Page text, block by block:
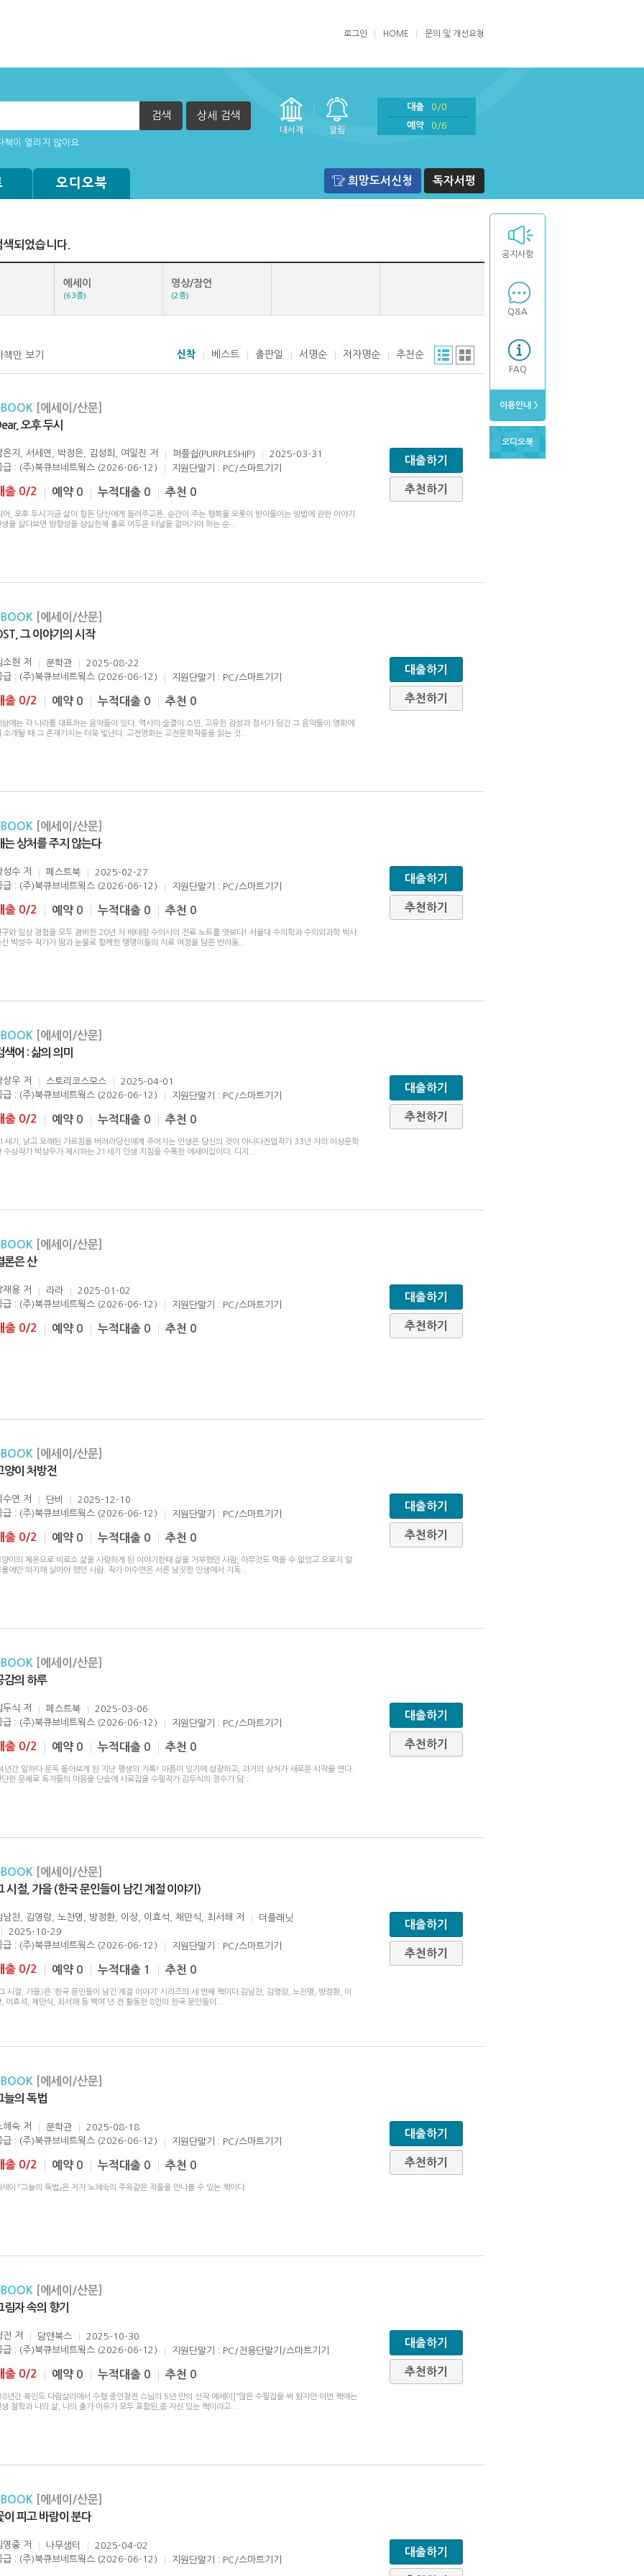
로그인 HOME 문의 및 개선요청
검색 상세 검색
내서재 알림
대출
0/0
예약
0/6
이 열리지 않아요.
오디오북 희망도서신청 독자서평
공지사항
Q&A
FAQ
이용안내 >
오디오북
색되었습니다.
에세이
(63종)
명상/잠언
(2종)
만 보기 신착 베스트 출판일 서명순 저자명순 추천순
[에세이/산문]
오후 두시
은지, 서세연, 박정은, 김성희, 여일진 저 퍼플쉽(PURPLESHIP)
2025-03-31
급 : (주)북큐브네트웍스 (2026-06-12)
지원단말기 : PC/스마트기기
출 0/2 예약 0 누적대출 0 추천 0
어, 오후 두시’지금 삶이 힘든 당신에게 들려주고픈, 순간이 주는 행복을 오롯이 받아들이는 방법에 관한 이야기.
생을 살다보면 방향성을 상실한채 홀로 어두운 터널을 걸어가야 하는 순
대출하기
추천하기
[에세이/산문]
그 이야기의 시작
소현 저 문학관
2025-08-22
급 : (주)북큐브네트웍스 (2026-06-12)
지원단말기 : PC/스마트기기
출 0/2 예약 0 누적대출 0 추천 0
상에는 각 나라를 대표하는 음악들이 있다. 역사의 숨결이 스민, 고유한 감성과 정서가 담긴 그 음악들이 영화에
소개될 때 그 존재가치는 더욱 빛난다. 고전영화는 고전문학작품을 읽는 것
대출하기
추천하기
[에세이/산문]
는 상처를 주지 않는다
성수 저 페스트북
2025-02-27
급 : (주)북큐브네트웍스 (2026-06-12)
지원단말기 : PC/스마트기기
출 0/2 예약 0 누적대출 0 추천 0
구와 임상 경험을 모두 겸비한 20년 차 베테랑 수의사의 진료 노트를 엿보다! 서울대 수의학과 수의외과학 박사
신 박성수 작가가 땀과 눈물로 함께한 댕댕이들의 치료 여정을 담은 반려동
대출하기
추천하기
[에세이/산문]
색어 : 삶의 의미
상우 저 스토리코스모스
2025-04-01
급 : (주)북큐브네트웍스 (2026-06-12)
지원단말기 : PC/스마트기기
출 0/2 예약 0 누적대출 0 추천 0
세기, 낡고 오래된 가르침을 버려라당신에게 주어지는 인생은 당신의 것이 아니다전업작가 33년 차의 이상문학
수상작가 박상우가 제시하는 21세기 인생 지침을 수록한 에세이집이다. 디지
대출하기
추천하기
[에세이/산문]
론은 산
재용 저 라라
2025-01-02
급 : (주)북큐브네트웍스 (2026-06-12)
지원단말기 : PC/스마트기기
출 0/2 예약 0 누적대출 0 추천 0
대출하기
추천하기
[에세이/산문]
양이 처방전
수연 저 단비
2025-12-10
급 : (주)북큐브네트웍스 (2026-06-12)
지원단말기 : PC/스마트기기
출 0/2 예약 0 누적대출 0 추천 0
양이의 체온으로 비로소 삶을 사랑하게 된 이야기한때 삶을 거부했던 사람, 아무것도 먹을 수 없었고 오로지 알
올에만 의지해 살아야 했던 사람. 작가 이수연은 서른 남짓한 인생에서 지독
대출하기
추천하기
[에세이/산문]
감의 하루
두식 저 페스트북
2025-03-06
급 : (주)북큐브네트웍스 (2026-06-12)
지원단말기 : PC/스마트기기
출 0/2 예약 0 누적대출 0 추천 0
년간 일하다 문득 돌아보게 된 지난 평생의 기록! 아픔이 있기에 성장하고, 과거의 상처가 새로운 시작을 연다.
단한 문체로 독자들의 마음을 단숨에 사로잡을 수필작가 김두식의 정수가 담
대출하기
추천하기
[에세이/산문]
시절, 가을 (한국 문인들이 남긴 계절 이야기)
남천, 김영랑, 노천명, 방정환, 이상, 이효석, 채만식, 최서해 저
더플래닛
2025-10-29
급 : (주)북큐브네트웍스 (2026-06-12)
지원단말기 : PC/스마트기기
출 0/2 예약 0 누적대출 1 추천 0
그 시절, 가을》은 ‘한국 문인들이 남긴 계절 이야기’ 시리즈의 세 번째 책이다.김남천, 김영랑, 노천명, 방정환, 이
, 이효석, 채만식, 최서해 등 백여 년 전 활동한 8인의 한국 문인들이
대출하기
추천하기
[에세이/산문]
늘의 독법
혜숙 저 문학관
2025-08-18
급 : (주)북큐브네트웍스 (2026-06-12)
지원단말기 : PC/스마트기기
출 0/2 예약 0 누적대출 0 추천 0
세이 『그늘의 독법』은 저자 노혜숙의 주옥같은 작품을 만나볼 수 있는 책이다.
대출하기
추천하기
[에세이/산문]
림자 속의 향기
전 저 담앤북스
2025-10-30
급 : (주)북큐브네트웍스 (2026-06-12)
지원단말기 : PC/전용단말기/스마트기기
출 0/2 예약 0 누적대출 0 추천 0
년간 북인도 다람살라에서 수행 중인청전 스님의 5년 만의 신작 에세이]“많은 수필집을 써 왔지만 이번 책에는
생 철학과 나의 삶, 나의 출가 이유가 모두 포함된,좀 자신 있는 책이라고
대출하기
추천하기
[에세이/산문]
이 피고 바람이 분다
영중 저 나무샘터
2025-04-02
급 : (주)북큐브네트웍스 (2026-06-12)
지원단말기 : PC/스마트기기
대출하기